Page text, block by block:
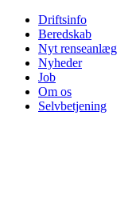
Driftsinfo
Beredskab
Nyt renseanlæg
Nyheder
Job
Om os
Selvbetjening